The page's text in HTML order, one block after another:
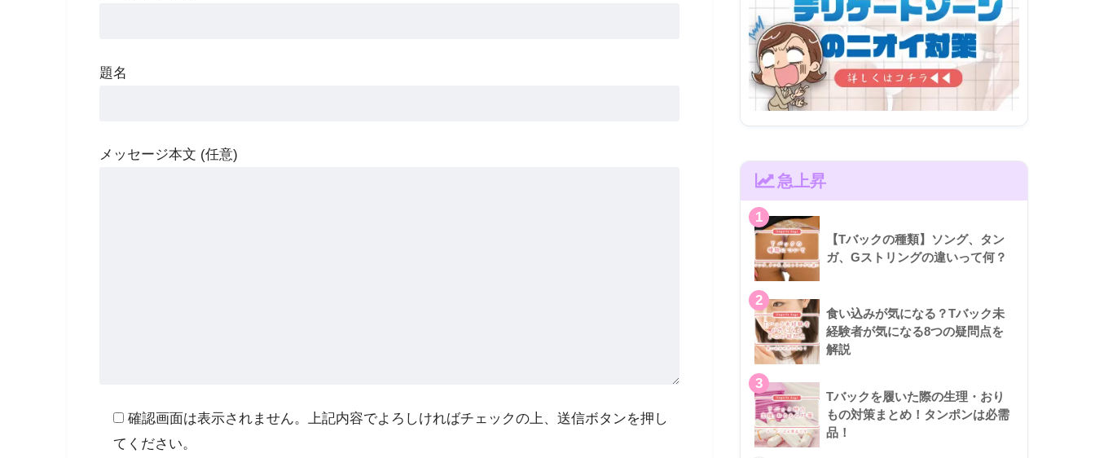
題名
メッセージ本文 (任意)
確認画面は表示されません。上記内容でよろしければチェックの上、送信ボタンを押し
てください。
急上昇
1
【Tバックの種類】ソング、タン
ガ、Gストリングの違いって何？
2
食い込みが気になる？Tバック未
経験者が気になる8つの疑問点を
解説
3
Tバックを履いた際の生理・おり
もの対策まとめ！タンポンは必需
品！